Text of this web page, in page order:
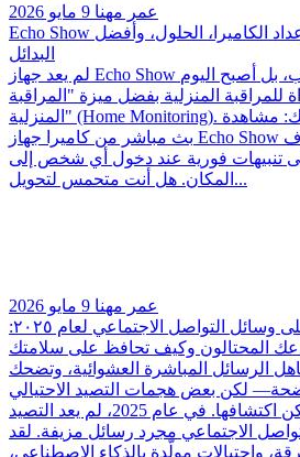
عمر مهنا 9 مايو 2026
Echo Show للمراقبة المنزلية: إعداد الكاميرا، الحلول، وأفضل
البدائل
لم يعد جهاز Echo Show مجرد أداة ترفيهية فحسب، بل أصبح اليوم
للمراقبة المنزلية بفضل ميزة "المراقبة
المنزلية" (Home Monitoring). من خلال هذه الميزة، يمكنك: مشاهدة
بث مباشر من كاميرا جهاز Echo Show على هاتفك الذكي. اكتشاف
تنبيهات فورية عند دخول أي شخص إلى
المكان. هل أنت متحمس لتحويل...
عمر مهنا 9 مايو 2026
دليل التصيد الاحتيالي على وسائل التواصل الاجتماعي لعام ٢٠٢٥:
المحتالون وكيف تحافظ على سلامتك
الرسائل المباشرة العشوائية، وتضحك
لكن بعض هجمات التصيد الاحتيالي
ذكية جدًا لدرجة لا يمكن اكتشافها. في عام 2025، لم يعد التصيد
الاجتماعي مجرد رسائل مزيفة. لقد
واحتيالات مولّدة بالذكاء الاصطناعي،